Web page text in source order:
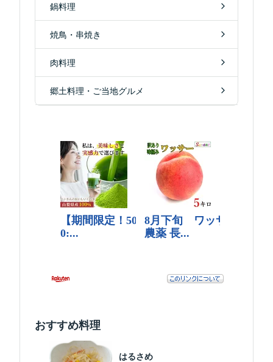
鍋料理
焼鳥・串焼き
肉料理
郷土料理・ご当地グルメ
おすすめ料理
はるさめ